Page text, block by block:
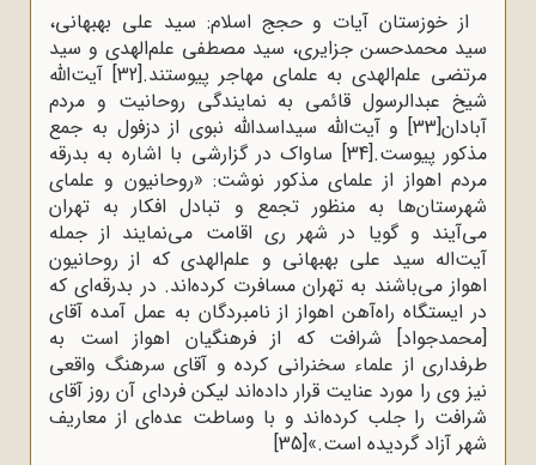
از خوزستان آیات و حجج اسلام: سید على بهبهانى،
سید محمدحسن جزایرى، سید مصطفى علم‌الهدى و سید
مرتضى علم‌الهدى به علمای مهاجر پیوستند.[32]
آیت‌الله‌
شیخ عبدالرسول قائمى به نمایندگى روحانیت و مردم
آبادان[33]
و آیت‌الله سیداسدالله نبوی از دزفول به جمع
مذکور پیوست.[34]
ساواک در گزارشی با اشاره به بدرقه
مردم اهواز از علمای مذکور نوشت: «روحانیون و علمای
شهرستان‌ها به منظور تجمع و تبادل افکار به تهران
می‌آیند و گویا در شهر ری اقامت می‌نمایند از جمله
آیت‌اله سید علی بهبهانی و علم‌الهدی که از روحانیون
اهواز می‌باشند به تهران مسافرت کرده‌اند. در بدرقه‌ای که
در ایستگاه راه‌آهن اهواز از نامبردگان به عمل آمده آقای
[محمدجواد] شرافت که از فرهنگیان اهواز است به
طرفداری از علماء سخنرانی کرده و آقای سرهنگ واقعی
نیز وی را مورد عنایت قرار داده‌اند لیکن فردای آن روز آقای
شرافت را جلب کرده‌اند و با وساطت عده‌ای از معاریف
شهر آزاد گردیده است.»[35]